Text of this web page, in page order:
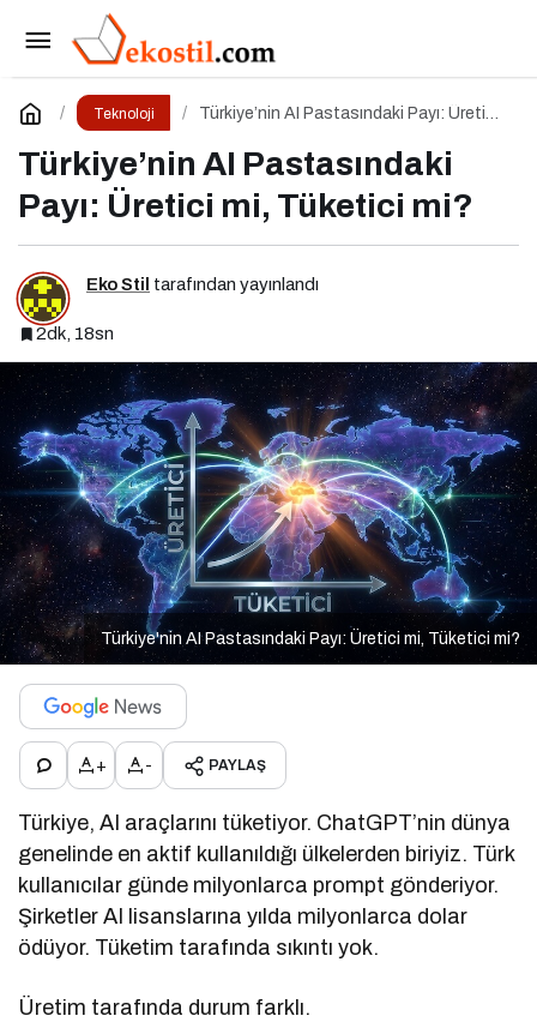
Teknoloji
Türkiye’nin AI Pastasındaki Payı: Üretici
Türkiye’nin AI Pastasındaki
Payı: Üretici mi, Tüketici mi?
Eko Stil tarafından yayınlandı
2dk, 18sn
Türkiye'nin AI Pastasındaki Payı: Üretici mi, Tüketici mi?
+ - PAYLAŞ
Türkiye, AI araçlarını tüketiyor. ChatGPT’nin dünya
genelinde en aktif kullanıldığı ülkelerden biriyiz. Türk
kullanıcılar günde milyonlarca prompt gönderiyor.
Şirketler AI lisanslarına yılda milyonlarca dolar
ödüyor. Tüketim tarafında sıkıntı yok.
Üretim tarafında durum farklı.
Veri Okuryazarlığı: Türkiye’nin En Pahalı Beceri
AçığıYorum Yap